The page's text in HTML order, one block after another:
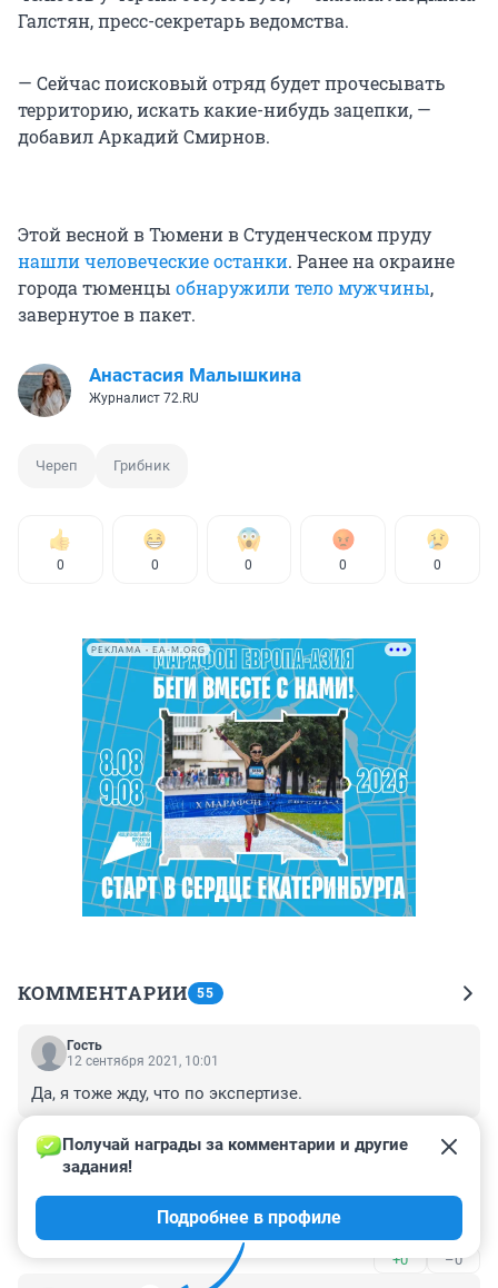
Галстян, пресс-секретарь ведомства.
— Сейчас поисковый отряд будет прочесывать
территорию, искать какие-нибудь зацепки, —
добавил Аркадий Смирнов.
Этой весной в Тюмени в Студенческом пруду
нашли человеческие останки. Ранее на окраине
города тюменцы обнаружили тело мужчины,
завернутое в пакет.
Анастасия Малышкина
Журналист 72.RU
Череп Грибник
0 0 0 0 0
РЕКЛАМА • EA-M.ORG
КОММЕНТАРИИ 55
Гость
12 сентября 2021, 10:01
Да, я тоже жду, что по экспертизе.
–0
Гость
Ну и что в итоге? Месяц прошёл.
+0 –0
Получай награды за комментарии и другие
задания!
Подробнее в профиле